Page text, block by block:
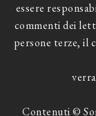
essere
commenti dei
persone terze, il
Contenuti ©